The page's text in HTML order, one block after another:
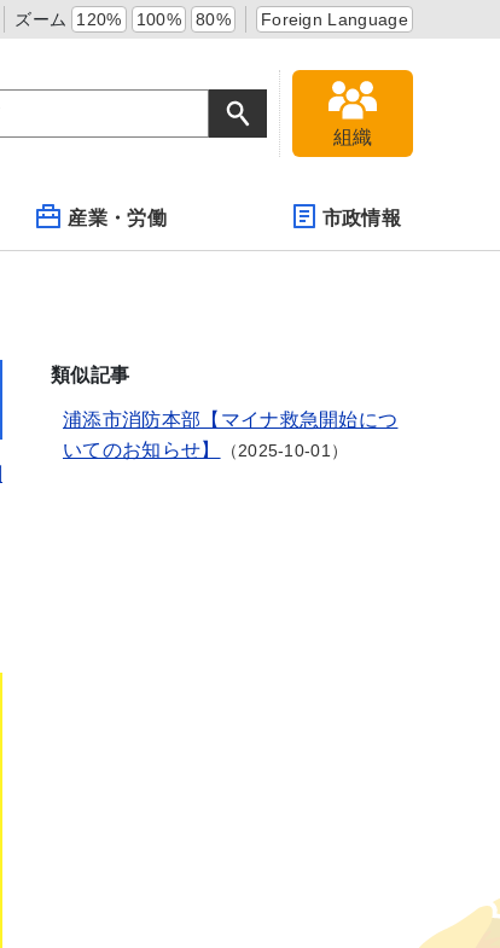
ズーム 120% 100% 80% Foreign Language
組織
産業・労働 市政情報
類似記事
浦添市消防本部【マイナ救急開始につ
いてのお知らせ】
2025-10-01